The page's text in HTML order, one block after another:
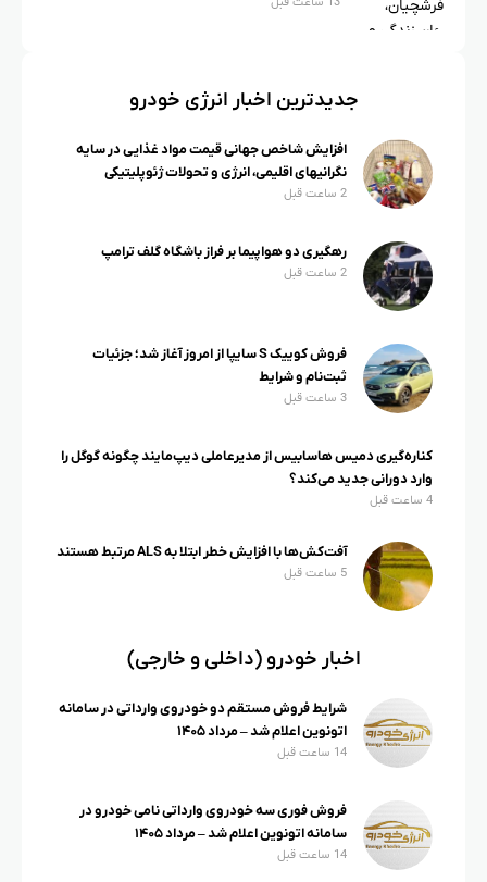
جدیدترین اخبار انرژی خودرو
افزایش شاخص جهانی قیمت مواد غذایی در سایه
نگرانیهای اقلیمی، انرژی و تحولات ژئوپلیتیکی
2 ساعت قبل
رهگیری دو هواپیما بر فراز باشگاه گلف ترامپ
2 ساعت قبل
فروش کوییک S سایپا از امروز آغاز شد؛ جزئیات
ثبت‌نام و شرایط
3 ساعت قبل
کناره‌گیری دمیس هاسابیس از مدیرعاملی دیپ‌مایند چگونه گوگل را
وارد دورانی جدید می‌کند؟
آفت‌کش‌ها با افزایش خطر ابتلا به ALS مرتبط هستند
5 ساعت قبل
اخبار خودرو (داخلی و خارجی)
شرایط فروش مستقم دو خودروی وارداتی در سامانه
اتونوین اعلام شد – مرداد ۱۴۰۵
14 ساعت قبل
فروش فوری سه خودروی وارداتی نامی خودرو در
سامانه اتونوین اعلام شد – مرداد ۱۴۰۵
14 ساعت قبل